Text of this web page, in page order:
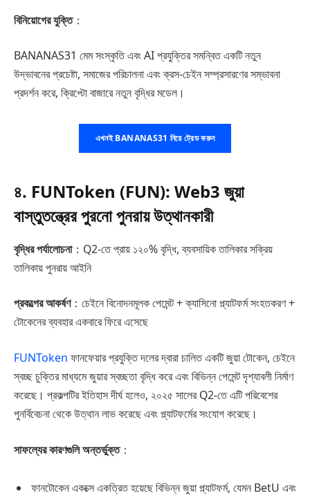
বিনিয়োগের যুক্তি：
BANANAS31 মেম সংস্কৃতি এবং AI প্রযুক্তির সমন্বিত একটি নতুন
উদ্ভাবনের প্রচেষ্টা, সমাজের পরিচালনা এবং ক্রস-চেইন সম্প্রসারণের সম্ভাবনা
প্রদর্শন করে, ক্রিপ্টো বাজারে নতুন বৃদ্ধির মডেল।
এখনই BANANAS31 নিয়ে ট্রেড করুন
৪. FUNToken (FUN): Web3 জুয়া
বাস্তুতন্ত্রের পুরনো পুনরায় উত্থানকারী
বৃদ্ধির পর্যালোচনা：Q2-তে প্রায় ১২০% বৃদ্ধি, ব্যবসায়িক তালিকার সক্রিয়
তালিকায় পুনরায় আইনি
প্রকল্পের আকর্ষণ：চেইনে বিনোদনমূলক পেমেন্ট + ক্যাসিনো প্ল্যাটফর্ম সংহতকরণ +
টোকেনের ব্যবহার একবারে ফিরে এসেছে
FUNToken ফানফেয়ার প্রযুক্তি দলের দ্বারা চালিত একটি জুয়া টোকেন, চেইনে
স্বচ্ছ চুক্তির মাধ্যমে জুয়ার স্বচ্ছতা বৃদ্ধি করে এবং বিভিন্ন পেমেন্ট দৃশ্যাবলী নির্মাণ
করেছে। প্রকল্পটির ইতিহাস দীর্ঘ হলেও, ২০২৫ সালের Q2-তে এটি পরিবেশের
পুনর্বিবেচনা থেকে উত্থান লাভ করেছে এবং প্ল্যাটফর্মের সংযোগ করেছে।
সাফল্যের কারণগুলি অন্তর্ভুক্ত：
ফানটোকেন একক্সে একত্রিত হয়েছে বিভিন্ন জুয়া প্ল্যাটফর্ম, যেমন BetU এবং